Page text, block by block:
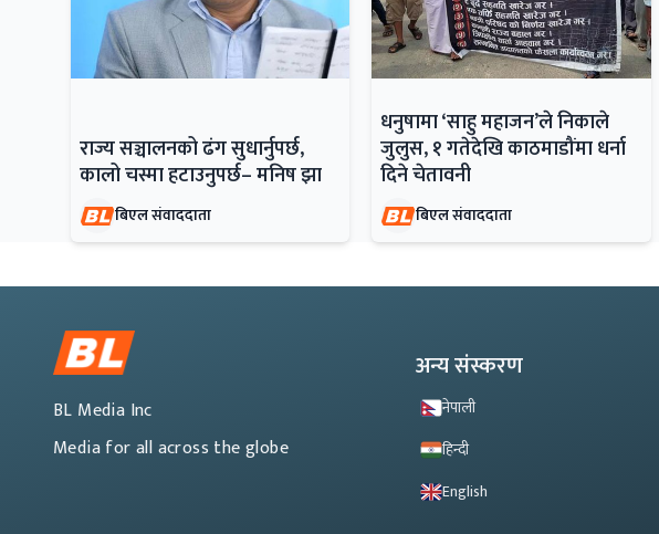
राज्य सञ्चालनको ढंग सुधार्नुपर्छ,
कालो चस्मा हटाउनुपर्छ– मनिष झा
बिएल संवाददाता
धनुषामा ‘साहु महाजन’ले निकाले
जुलुस, १ गतेदेखि काठमाडौंमा धर्ना
दिने चेतावनी
बिएल संवाददाता
BL Media Inc
Media for all across the globe
अन्य संस्करण
नेपाली
हिन्दी
English